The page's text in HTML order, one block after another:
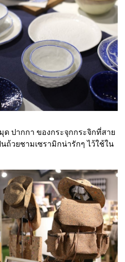
ด ปากกา ของกระจุกกระจิกที่สาย
ถ้วยชามเซรามิกน่ารักๆ ไว้ใช้ใน